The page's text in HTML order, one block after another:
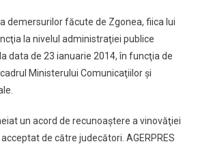
demersurilor făcute de Zgonea, fiica lui
la nivelul administraţiei publice
data de 23 ianuarie 2014, în funcţia de
Ministerului Comunicaţiilor şi
un acord de recunoaştere a vinovăţiei
de către judecători. AGERPRES